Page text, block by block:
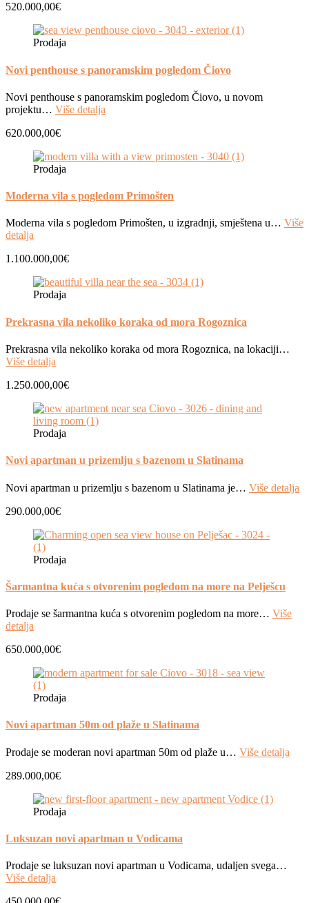
520.000,00€
Prodaja
Novi penthouse s panoramskim pogledom Čiovo
Novi penthouse s panoramskim pogledom Čiovo, u novom
projektu… Više detalja
620.000,00€
Prodaja
Moderna vila s pogledom Primošten
Moderna vila s pogledom Primošten, u izgradnji, smještena u… Više
detalja
1.100.000,00€
Prodaja
Prekrasna vila nekoliko koraka od mora Rogoznica
Prekrasna vila nekoliko koraka od mora Rogoznica, na lokaciji…
Više detalja
1.250.000,00€
Prodaja
Novi apartman u prizemlju s bazenom u Slatinama
Novi apartman u prizemlju s bazenom u Slatinama je… Više detalja
290.000,00€
Prodaja
Šarmantna kuća s otvorenim pogledom na more na Pelješcu
Prodaje se šarmantna kuća s otvorenim pogledom na more… Više
detalja
650.000,00€
Prodaja
Novi apartman 50m od plaže u Slatinama
Prodaje se moderan novi apartman 50m od plaže u… Više detalja
289.000,00€
Prodaja
Luksuzan novi apartman u Vodicama
Prodaje se luksuzan novi apartman u Vodicama, udaljen svega…
Više detalja